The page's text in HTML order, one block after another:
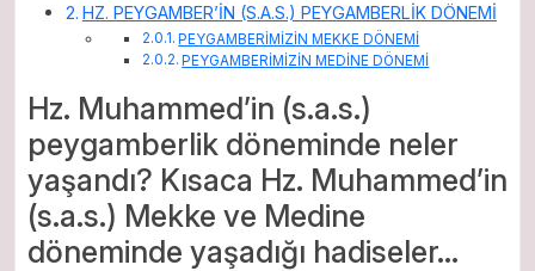
HZ. PEYGAMBER’İN (S.A.S.) PEYGAMBERLİK DÖNEMİ
PEYGAMBERİMİZİN MEKKE DÖNEMİ
PEYGAMBERİMİZİN MEDİNE DÖNEMİ
Hz. Muhammed’in (s.a.s.)
peygamberlik döneminde neler
yaşandı? Kısaca Hz. Muhammed’in
(s.a.s.) Mekke ve Medine
döneminde yaşadığı hadiseler…